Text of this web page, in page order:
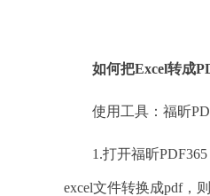
如何把Excel转成
使用工具：福昕
1.打开福昕PDF365
excel文件转换成pdf，